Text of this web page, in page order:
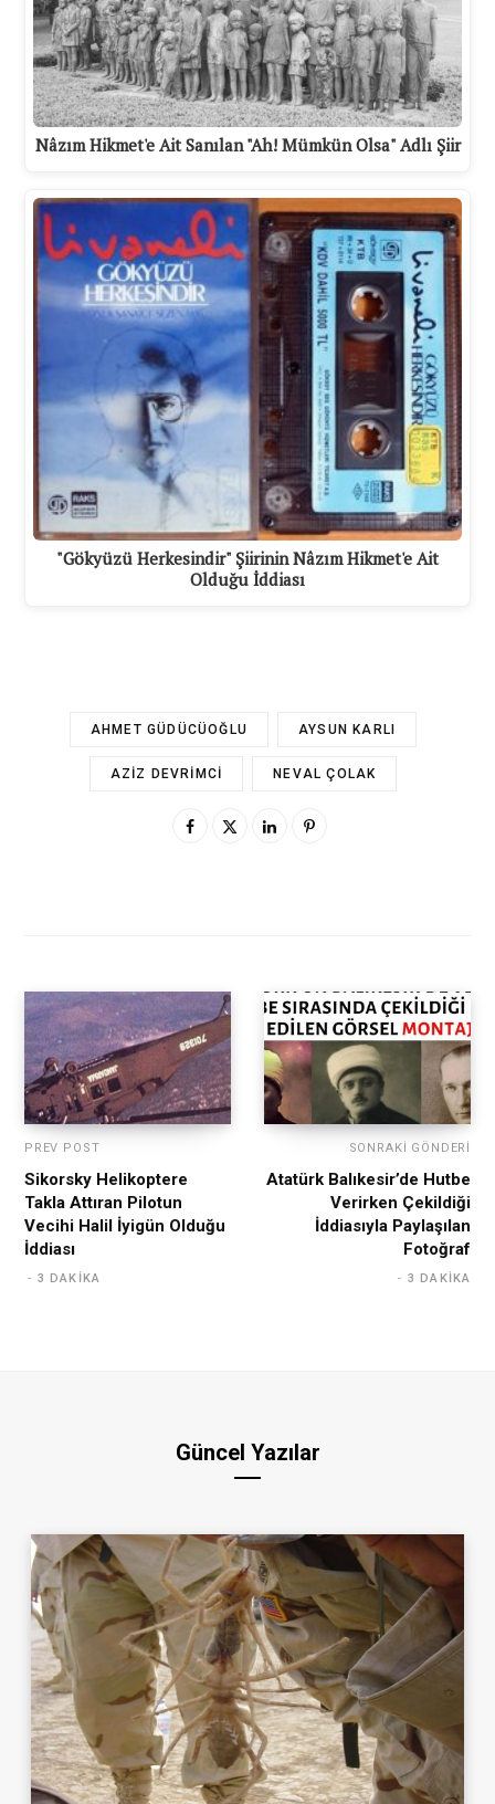
Nâzım Hikmet'e Ait Sanılan "Ah! Mümkün Olsa" Adlı Şiir
"Gökyüzü Herkesindir" Şiirinin Nâzım Hikmet'e Ait
Olduğu İddiası
AHMET GÜDÜCÜOĞLU AYSUN KARLI
AZIZ DEVRIMCI NEVAL ÇOLAK
PREV POST
Sikorsky Helikoptere
Takla Attıran Pilotun
Vecihi Halil İyigün Olduğu
İddiası
3 DAKIKA
SONRAKI GÖNDERI
Atatürk Balıkesir’de Hutbe
Verirken Çekildiği
İddiasıyla Paylaşılan
Fotoğraf
3 DAKIKA
Güncel Yazılar